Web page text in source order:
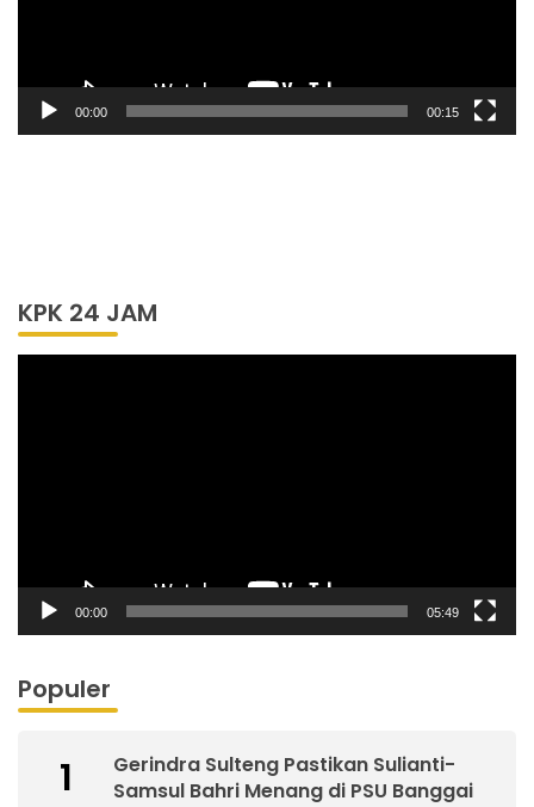
00:00 00:15
KPK 24 JAM
00:00 05:49
Populer
1
Gerindra Sulteng Pastikan Sulianti-
Samsul Bahri Menang di PSU Banggai